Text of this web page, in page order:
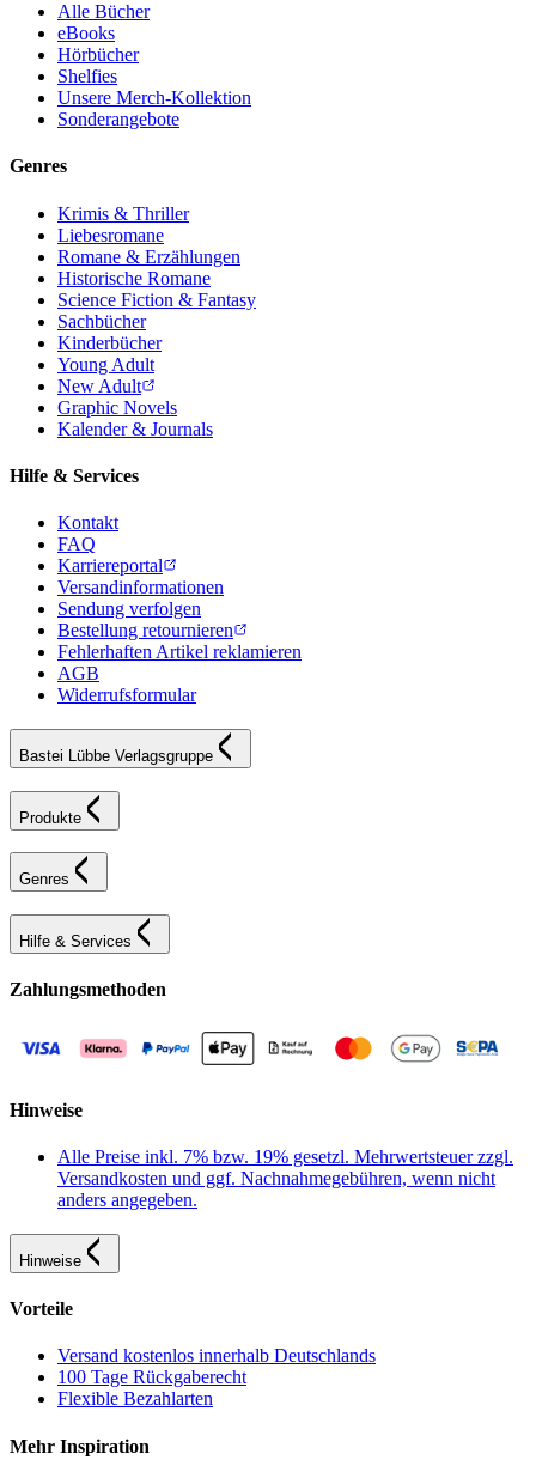
Alle Bücher
eBooks
Hörbücher
Shelfies
Unsere Merch-Kollektion
Sonderangebote
Genres
Krimis & Thriller
Liebesromane
Romane & Erzählungen
Historische Romane
Science Fiction & Fantasy
Sachbücher
Kinderbücher
Young Adult
New Adult
Graphic Novels
Kalender & Journals
Hilfe & Services
Kontakt
FAQ
Karriereportal
Versandinformationen
Sendung verfolgen
Bestellung retournieren
Fehlerhaften Artikel reklamieren
AGB
Widerrufsformular
Bastei Lübbe Verlagsgruppe
Produkte
Genres
Hilfe & Services
Zahlungsmethoden
Hinweise
Alle Preise inkl. 7% bzw. 19% gesetzl. Mehrwertsteuer zzgl.
Versandkosten und ggf. Nachnahmegebühren, wenn nicht
anders angegeben.
Hinweise
Vorteile
Versand kostenlos innerhalb Deutschlands
100 Tage Rückgaberecht
Flexible Bezahlarten
Mehr Inspiration